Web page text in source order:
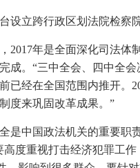
设立跨行政区划法院检察
2017年是全面深化司法体
成。“三中全会、四中全
已经在全国范围内推开
度来巩固改革成果。”
是中国政法机关的重要职
度重视打击经济犯罪工